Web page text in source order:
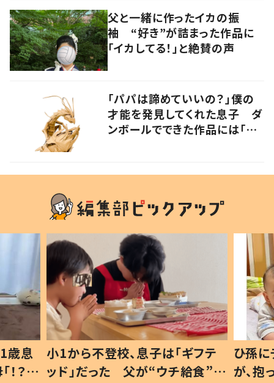
父と一緒に作ったイカの振
袖 “好き”が詰まった作品に
「イカしてる！」と絶賛の声
「パパは諦めていいの？」僕の
才能を発見してくれた息子 ダ
ンボールでできた作品には「生
歳息
？」
小1から不登校、息子は「ギフテ
ッド」だった 父が“ウチ給食”を
ひ孫
が、